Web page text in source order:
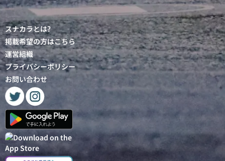
スナカラとは?
掲載希望の方はこちら
運営組織
プライバシーポリシー
お問い合わせ